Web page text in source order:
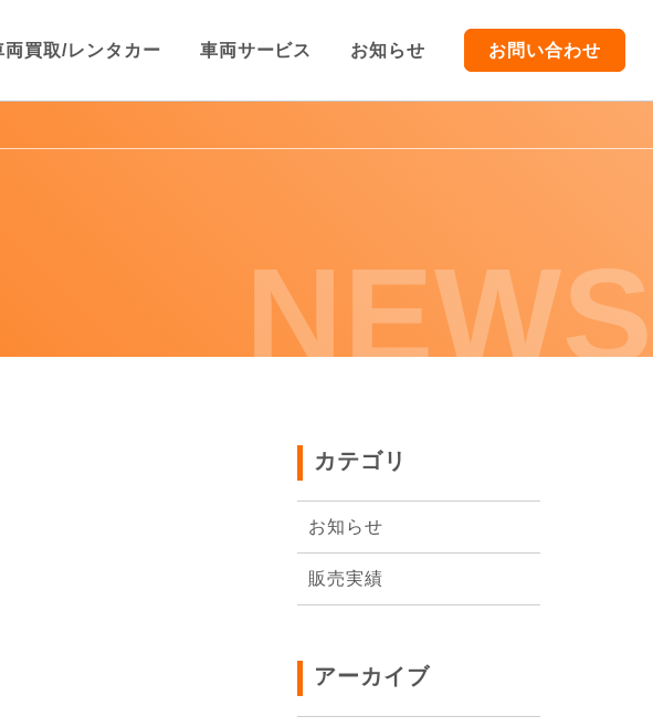
両買取/レンタカー 車両サービス お知らせ お問い合わせ
TOP
車両買取/レンタカー
NEWS
カテゴリ
お知らせ
販売実績
アーカイブ